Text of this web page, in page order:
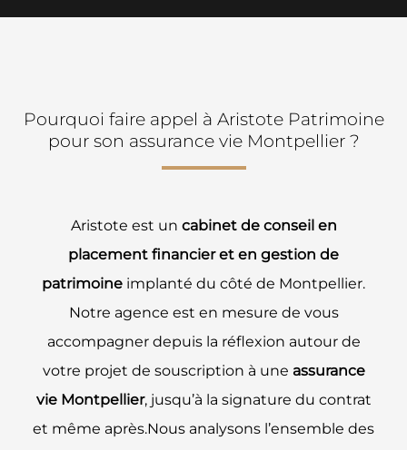
Pourquoi faire appel à Aristote Patrimoine
pour son assurance vie Montpellier ?
Aristote est un cabinet de conseil en
placement financier et en gestion de
patrimoine implanté du côté de Montpellier.
Notre agence est en mesure de vous
accompagner depuis la réflexion autour de
votre projet de souscription à une assurance
vie Montpellier, jusqu’à la signature du contrat
et même après.Nous analysons l’ensemble des